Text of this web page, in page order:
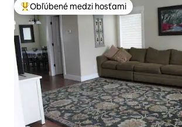
Najobľúbenejšie medzi hosťami
Obľúbené medzi hosťami